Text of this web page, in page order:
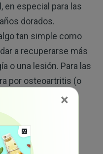
en especial para las
dorados.
tan simple como
a recuperarse más
o una lesión. Para las
por osteoartritis (o
enfermedad),
la movilidad y la
×